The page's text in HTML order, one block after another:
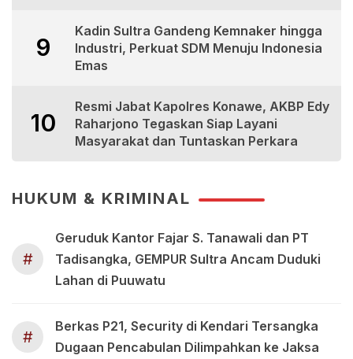
9
Kadin Sultra Gandeng Kemnaker hingga
Industri, Perkuat SDM Menuju Indonesia
Emas
10
Resmi Jabat Kapolres Konawe, AKBP Edy
Raharjono Tegaskan Siap Layani
Masyarakat dan Tuntaskan Perkara
HUKUM & KRIMINAL
#
Geruduk Kantor Fajar S. Tanawali dan PT
Tadisangka, GEMPUR Sultra Ancam Duduki
Lahan di Puuwatu
#
Berkas P21, Security di Kendari Tersangka
Dugaan Pencabulan Dilimpahkan ke Jaksa